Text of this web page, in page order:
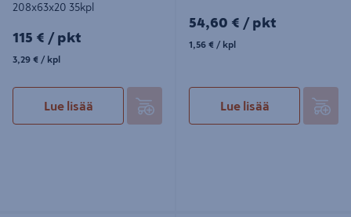
208x63x20 35kpl
115€/pkt
115 € / pkt
3,29€/kpl
3,29 € / kpl
Lue lisää
54,60€/pkt
54,60 € / pkt
1,56€/kpl
1,56 € / kpl
Lue lisää